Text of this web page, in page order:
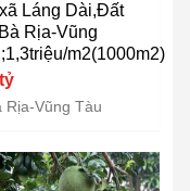
Láng Dài,Đất
Rịa-Vũng
m2(1000m2)
Rịa-Vũng Tàu